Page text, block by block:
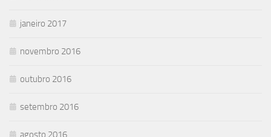
janeiro 2017
novembro 2016
outubro 2016
setembro 2016
agosto 2016